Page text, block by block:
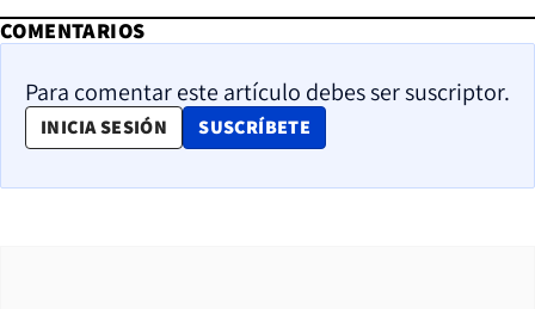
COMENTARIOS
Para comentar este artículo debes ser suscriptor.
INICIA SESIÓN SUSCRÍBETE
OPENS IN NEW WINDOW